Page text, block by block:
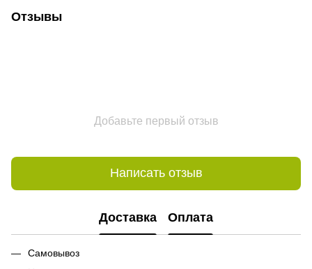
Отзывы
Добавьте первый отзыв
Написать отзыв
Доставка Оплата
Самовывоз